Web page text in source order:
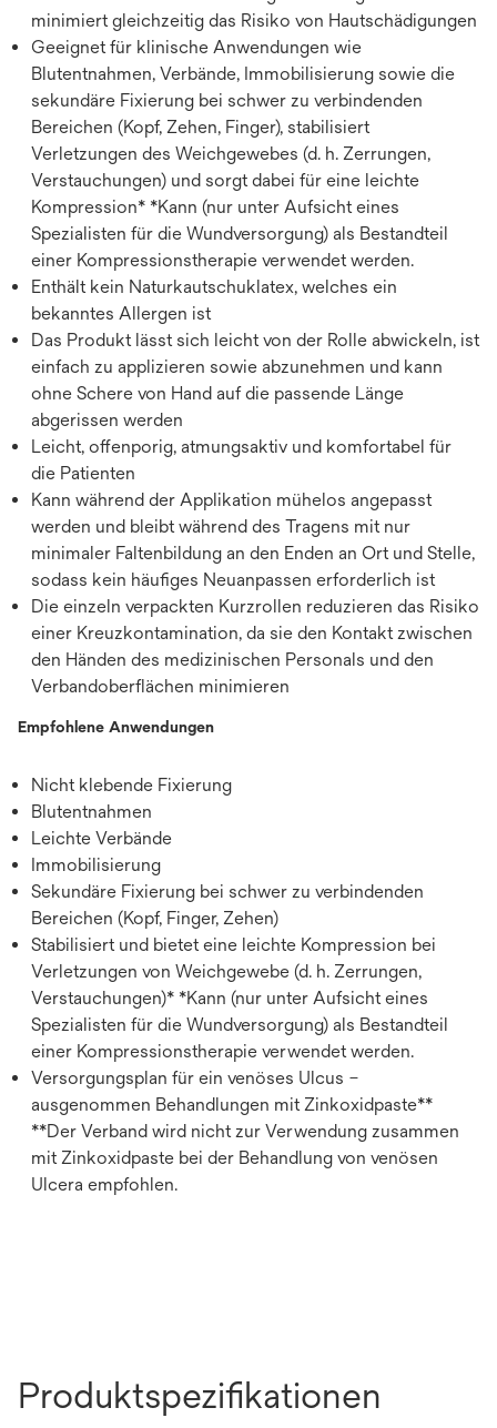
minimiert gleichzeitig das Risiko von Hautschädigungen
Geeignet für klinische Anwendungen wie
Blutentnahmen, Verbände, Immobilisierung sowie die
sekundäre Fixierung bei schwer zu verbindenden
Bereichen (Kopf, Zehen, Finger), stabilisiert
Verletzungen des Weichgewebes (d. h. Zerrungen,
Verstauchungen) und sorgt dabei für eine leichte
Kompression* *Kann (nur unter Aufsicht eines
Spezialisten für die Wundversorgung) als Bestandteil
einer Kompressionstherapie verwendet werden.
Enthält kein Naturkautschuklatex, welches ein
bekanntes Allergen ist
Das Produkt lässt sich leicht von der Rolle abwickeln, ist
einfach zu applizieren sowie abzunehmen und kann
ohne Schere von Hand auf die passende Länge
abgerissen werden
Leicht, offenporig, atmungsaktiv und komfortabel für
die Patienten
Kann während der Applikation mühelos angepasst
werden und bleibt während des Tragens mit nur
minimaler Faltenbildung an den Enden an Ort und Stelle,
sodass kein häufiges Neuanpassen erforderlich ist
Die einzeln verpackten Kurzrollen reduzieren das Risiko
einer Kreuzkontamination, da sie den Kontakt zwischen
den Händen des medizinischen Personals und den
Verbandoberflächen minimieren
Empfohlene Anwendungen
Nicht klebende Fixierung
Blutentnahmen
Leichte Verbände
Immobilisierung
Sekundäre Fixierung bei schwer zu verbindenden
Bereichen (Kopf, Finger, Zehen)
Stabilisiert und bietet eine leichte Kompression bei
Verletzungen von Weichgewebe (d. h. Zerrungen,
Verstauchungen)* *Kann (nur unter Aufsicht eines
Spezialisten für die Wundversorgung) als Bestandteil
einer Kompressionstherapie verwendet werden.
Versorgungsplan für ein venöses Ulcus –
ausgenommen Behandlungen mit Zinkoxidpaste**
**Der Verband wird nicht zur Verwendung zusammen
mit Zinkoxidpaste bei der Behandlung von venösen
Ulcera empfohlen.
Produktspezifikationen